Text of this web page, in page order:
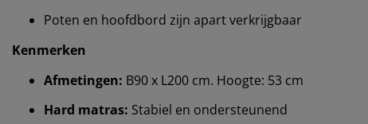
Poten en hoofdbord zijn apart verkrijgbaar
Kenmerken
Afmetingen: B90 x L200 cm. Hoogte: 53 cm
Hard matras: Stabiel en ondersteunend